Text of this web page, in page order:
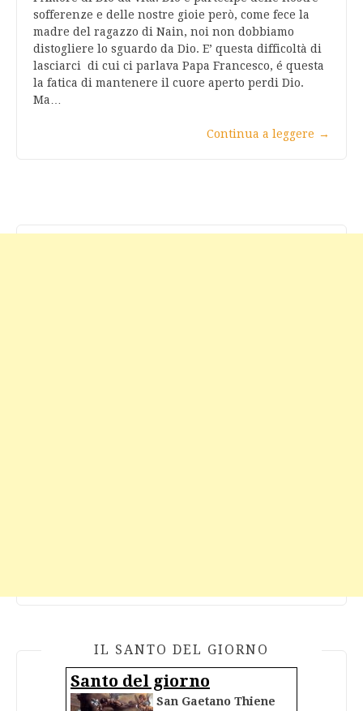
sofferenze e delle nostre gioie però, come fece la
madre del ragazzo di Nain, noi non dobbiamo
distogliere lo sguardo da Dio. E’ questa difficoltà di
lasciarci di cui ci parlava Papa Francesco, é questa
la fatica di mantenere il cuore aperto perdi Dio.
Ma…
Continua a leggere →
IL SANTO DEL GIORNO
Santo del giorno
San Gaetano Thiene